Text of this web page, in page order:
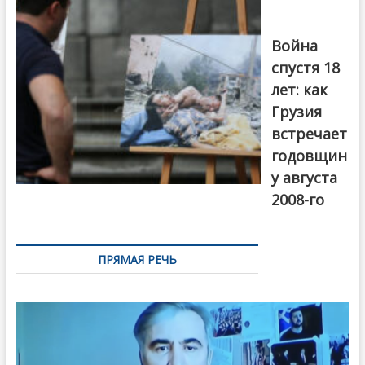
Первый канал
Война
спустя 18
лет: как
Грузия
встречает
годовщин
у августа
2008-го
ПРЯМАЯ РЕЧЬ